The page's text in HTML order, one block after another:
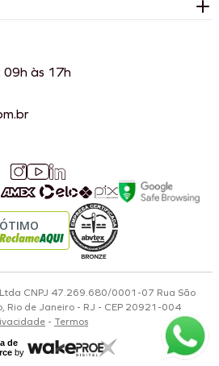
às 17h
ÓTIMO
CNPJ 47.269.680/0001-07 Rua São
Rio de Janeiro - RJ - CEP 20921-004
- Termos
de
by